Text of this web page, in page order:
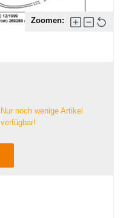
Zoomen:
Nur noch wenige Artikel
verfügbar!